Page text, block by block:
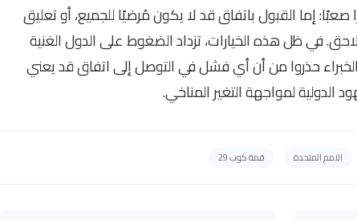
المشاركة في كوب29 قرارًا صعبًا: إما القبول باتفاق قد لا يكون مُرضيًا للجميع، أو تعليق
في ظل هذه الخيارات، تزداد الضغوط على الدول الغنية
الخبراء حذروا من أن أي فشل في التوصل إلى اتفاق قد يعني
الدولية لمواجهة التغير المناخي.
الامم المتحدة قمة كوب 29